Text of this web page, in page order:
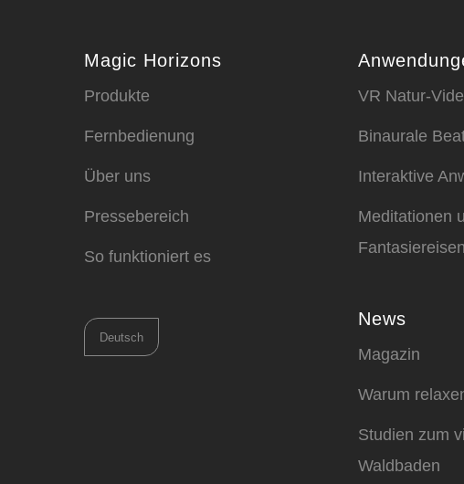
Magic Horizons
Produkte
Fernbedienung
Über uns
Pressebereich
So funktioniert es
Sprache
auswählen
VR Natur-
Binaurale
Interaktive
Meditationen
Fantasiereisen
News
Magazin
Warum
Studien zum
Waldbaden